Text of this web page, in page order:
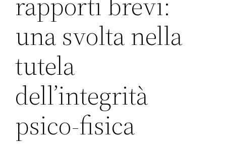
una svolta nella
tutela
dell’integrità
psico-fisica